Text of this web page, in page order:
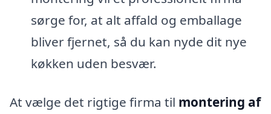
sørge for, at alt affald og emballage
bliver fjernet, så du kan nyde dit nye
køkken uden besvær.
At vælge det rigtige firma til montering af